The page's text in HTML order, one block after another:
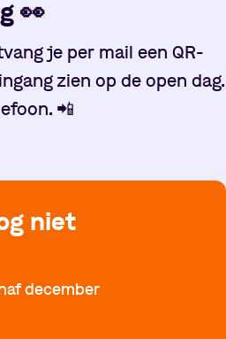
👀
je per mail een QR-
zien op de open dag.
📲
niet
december